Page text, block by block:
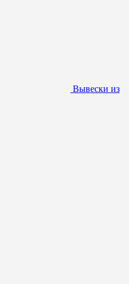
Вывески из